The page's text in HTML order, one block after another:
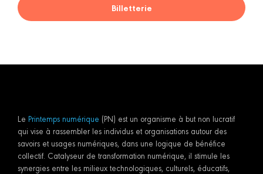
Billetterie
Le Printemps numérique (PN) est un organisme à but non lucratif
qui vise à rassembler les individus et organisations autour des
savoirs et usages numériques, dans une logique de bénéfice
collectif. Catalyseur de transformation numérique, il stimule les
synergies entre les milieux technologiques, culturels, éducatifs,